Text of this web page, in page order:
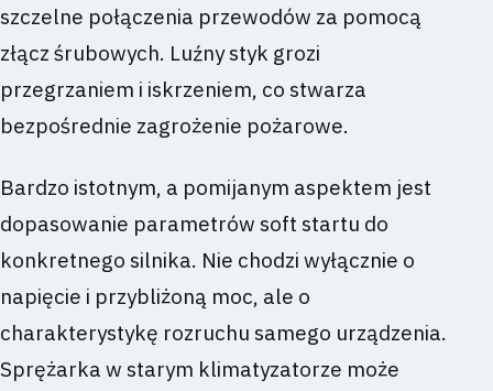
szczelne połączenia przewodów za pomocą
złącz śrubowych. Luźny styk grozi
przegrzaniem i iskrzeniem, co stwarza
bezpośrednie zagrożenie pożarowe.
Bardzo istotnym, a pomijanym aspektem jest
dopasowanie parametrów soft startu do
konkretnego silnika. Nie chodzi wyłącznie o
napięcie i przybliżoną moc, ale o
charakterystykę rozruchu samego urządzenia.
Sprężarka w starym klimatyzatorze może